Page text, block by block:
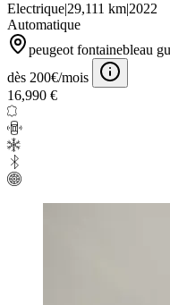
Electrique|29,111 km|2022
Automatique
peugeot fontainebleau
dès 200€/mois
16,990 €